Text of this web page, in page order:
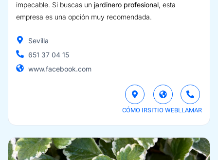
impecable. Si buscas un jardinero profesional, esta
empresa es una opción muy recomendada.
Sevilla
651 37 04 15
www.facebook.com
CÓMO IRSITIO WEBLLAMAR